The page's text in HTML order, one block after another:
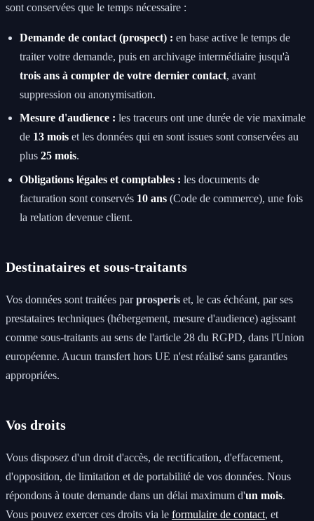
sont conservées que le temps nécessaire :
Demande de contact (prospect) : en base active le temps de
traiter votre demande, puis en archivage intermédiaire jusqu'à
trois ans à compter de votre dernier contact, avant
suppression ou anonymisation.
Mesure d'audience : les traceurs ont une durée de vie maximale
de 13 mois et les données qui en sont issues sont conservées au
plus 25 mois.
Obligations légales et comptables : les documents de
facturation sont conservés 10 ans (Code de commerce), une fois
la relation devenue client.
Destinataires et sous-traitants
Vos données sont traitées parprosperis et, le cas échéant, par ses
prestataires techniques (hébergement, mesure d'audience) agissant
comme sous-traitants au sens de l'article 28 du RGPD, dans l'Union
européenne. Aucun transfert hors UE n'est réalisé sans garanties
appropriées.
Vos droits
Vous disposez d'un droit d'accès, de rectification, d'effacement,
d'opposition, de limitation et de portabilité de vos données. Nous
répondons à toute demande dans un délai maximum d'un mois.
Vous pouvez exercer ces droits via le formulaire de contact, et